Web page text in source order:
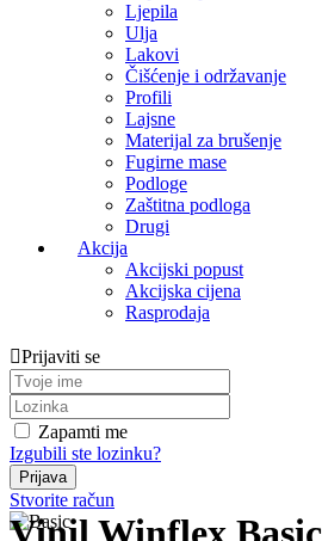
Ljepila
Ulja
Lakovi
Čišćenje i održavanje
Profili
Lajsne
Materijal za brušenje
Fugirne mase
Podloge
Zaštitna podloga
Drugi
Akcija
Akcijski popust
Akcijska cijena
Rasprodaja
Prijaviti se
Zapamti me
Izgubili ste lozinku?
Stvorite račun
Vinil Winflex Basic